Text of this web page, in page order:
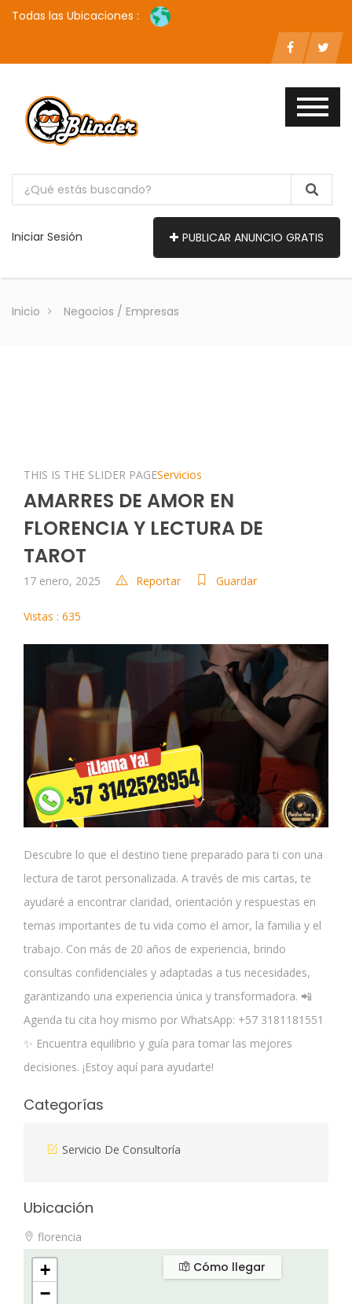
Todas las Ubicaciones :
Iniciar Sesión PUBLICAR ANUNCIO GRATIS
Inicio Negocios / Empresas
THIS IS THE SLIDER PAGEServicios
AMARRES DE AMOR EN
FLORENCIA Y LECTURA DE
TAROT
17 enero, 2025 Reportar Guardar
Vistas : 635
Descubre lo que el destino tiene preparado para ti con una
lectura de tarot personalizada. A través de mis cartas, te
ayudaré a encontrar claridad, orientación y respuestas en
temas importantes de tu vida como el amor, la familia y el
trabajo. Con más de 20 años de experiencia, brindo
consultas confidenciales y adaptadas a tus necesidades,
garantizando una experiencia única y transformadora. 📲
Agenda tu cita hoy mismo por WhatsApp: +57 3181181551
✨ Encuentra equilibrio y guía para tomar las mejores
decisiones. ¡Estoy aquí para ayudarte!
Categorías
Servicio De Consultoría
Ubicación
florencia
+
−
Cómo llegar